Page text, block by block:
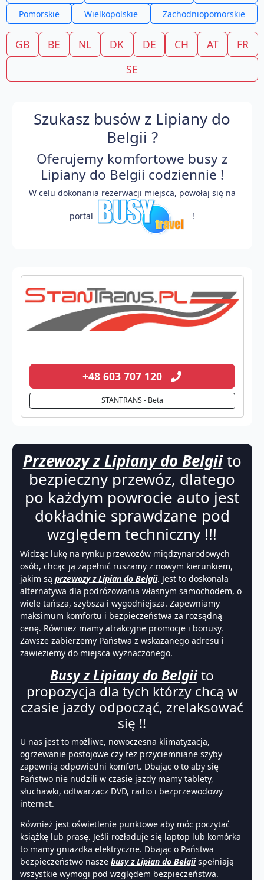
Pomorskie
Wielkopolskie Zachodniopomorskie
GB BE NL DK DE CH AT
FR
SE
Szukasz busów z Lipiany do
Belgii ?
Oferujemy komfortowe busy z
Lipiany do Belgii codziennie !
W celu dokonania rezerwacji miejsca, powołaj się na
portal !
+48 603 707 120
STANTRANS - Beta
Przewozy z Lipiany do Belgiito
bezpieczny przewóz, dlatego
po każdym powrocie auto jest
dokładnie sprawdzane pod
względem techniczny !!!
Widząc lukę na rynku przewozów międzynarodowych
osób, chcąc ją zapełnić ruszamy z nowym kierunkiem,
jakim są przewozy z Lipian do Belgii. Jest to doskonała
alternatywa dla podróżowania własnym samochodem, o
wiele tańsza, szybsza i wygodniejsza. Zapewniamy
maksimum komfortu i bezpieczeństwa za rozsądną
cenę. Również mamy atrakcyjne promocje i bonusy.
Zawsze zabierzemy Państwa z wskazanego adresu i
zawieziemy do miejsca wyznaczonego.
Busy z Lipiany do Belgiito
propozycja dla tych którzy chcą w
czasie jazdy odpocząć, zrelaksować
się !!
U nas jest to możliwe, nowoczesna klimatyzacja,
ogrzewanie postojowe czy też przyciemniane szyby
zapewnią odpowiedni komfort. Dbając o to aby się
Państwo nie nudzili w czasie jazdy mamy tablety,
słuchawki, odtwarzacz DVD, radio i bezprzewodowy
internet.
Również jest oświetlenie punktowe aby móc poczytać
książkę lub prasę. Jeśli rozładuje się laptop lub komórka
to mamy gniazdka elektryczne. Dbając o Państwa
bezpieczeństwo nasze busy z Lipian do Belgiispełniają
wszystkie wymogi pod względem bezpieczeństwa.